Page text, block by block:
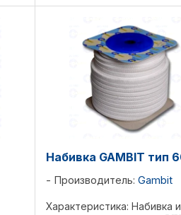
Набивка GAMBIT тип
Производитель: Gambit
Характеристика: Набивка